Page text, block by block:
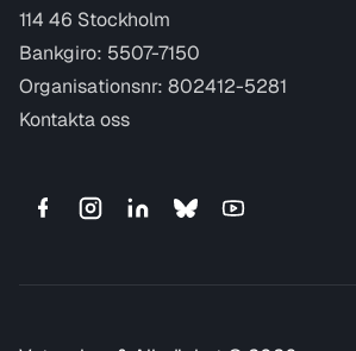
114 46 Stockholm
Bankgiro: 5507-7150
Organisationsnr: 802412-5281
Kontakta oss